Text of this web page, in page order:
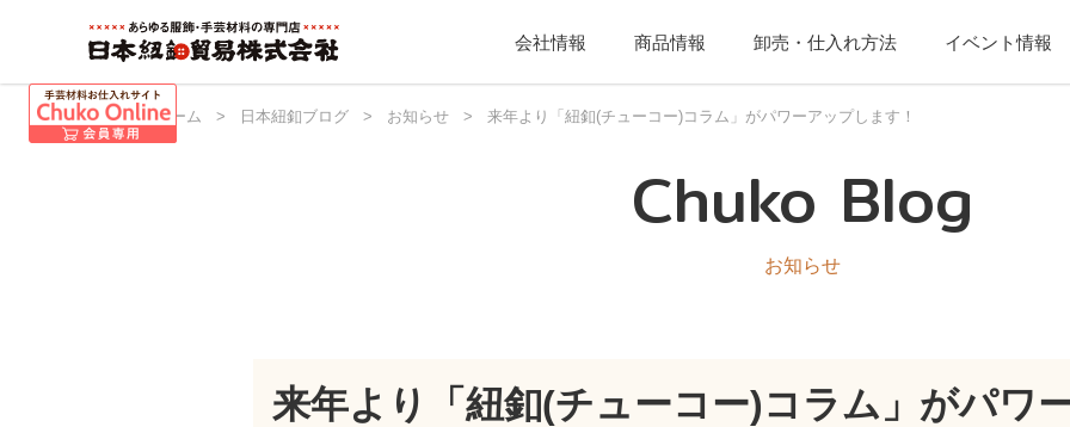
会社情報 商品情報 卸売・仕入れ方法 イベント情報
日本紐釦 ホーム > 日本紐釦ブログ > お知らせ > 来年より「紐釦(チューコー)コラム」がパワーアップします！
Chuko Blog
お知らせ
来年より「紐釦(チューコー)コラム」がパワ